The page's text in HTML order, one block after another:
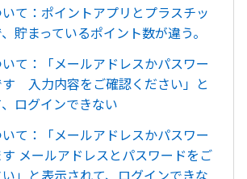
て：ポイントアプリとプラスチッ
貯まっているポイント数が違う。
て：「メールアドレスかパスワー
す 入力内容をご確認ください」と
ログインできない
て：「メールアドレスかパスワー
す メールアドレスとパスワードをご
」と表示されて、ログインできな